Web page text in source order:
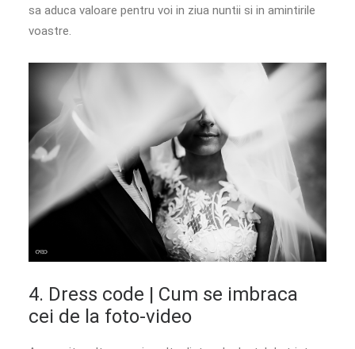
sa aduca valoare pentru voi in ziua nuntii si in amintirile
voastre.
4. Dress code | Cum se imbraca
cei de la foto-video